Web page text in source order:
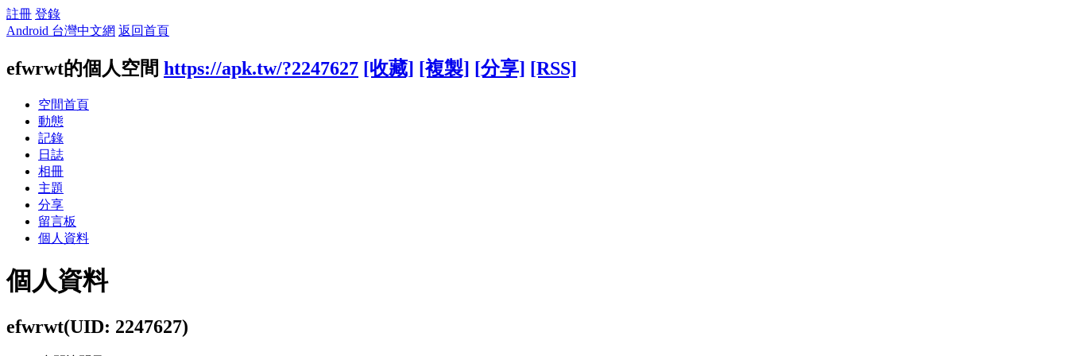
註冊 登錄
Android 台灣中文網 返回首頁
efwrwt的個人空間 https://apk.tw/?2247627 [收藏] [複製] [分享] [RSS]
空間首頁
動態
記錄
日誌
相冊
主題
分享
留言板
個人資料
個人資料
efwrwt(UID: 2247627)